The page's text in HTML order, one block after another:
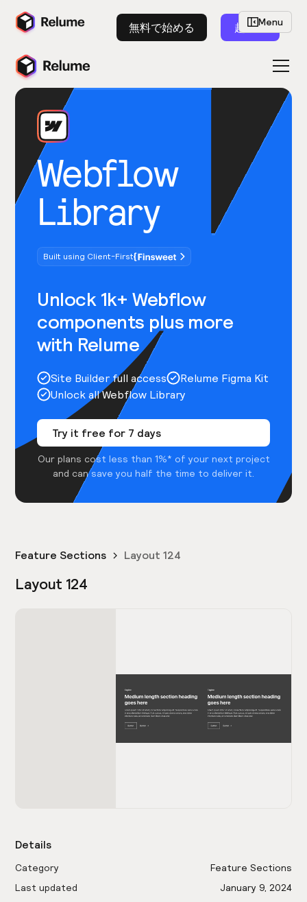
無料で始める 起動
Webflow
Library
Built using Client-First
Unlock 1k+ Webflow
components plus more
with Relume
Site Builder full access
Relume Figma Kit
Unlock all Webflow Library
Try it free for 7 days
Our plans cost less than 1%* of your next project
and can save you half the time to deliver it.
Menu
Feature Sections Layout 124
Layout 124
Details
Category
Feature Sections
Last updated
January 9, 2024